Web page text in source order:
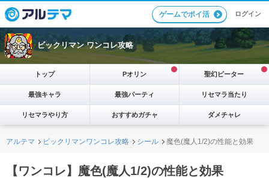
ゲームでポイ活 ログイン
ビックリマン ワンコレ攻略
トップ Pオリン 聖幻ピーター
最強キャラ 最強パーティ リセマラ当たり
リセマラやり方 おすすめガチャ ダメチャレ
アルテマ ビックリマンワンコレ攻略 シール 魔色(魔人1/2)の性能と効果
【ワンコレ】魔色(魔人1/2)の性能と効果